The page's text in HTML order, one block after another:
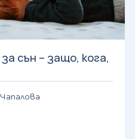
сън – защо, кога,